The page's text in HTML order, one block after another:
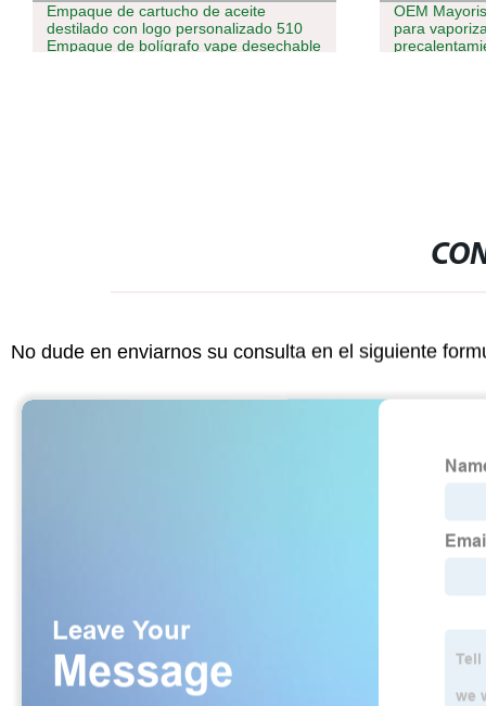
Empaque de cartucho de aceite
destilado con logo personalizado 510
Empaque de bolígrafo vape desechable
OEM
para
No dude en enviarnos su consulta en el siguiente